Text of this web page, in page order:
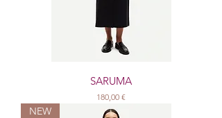
SARUMA
Prix
180,00 €
NEW